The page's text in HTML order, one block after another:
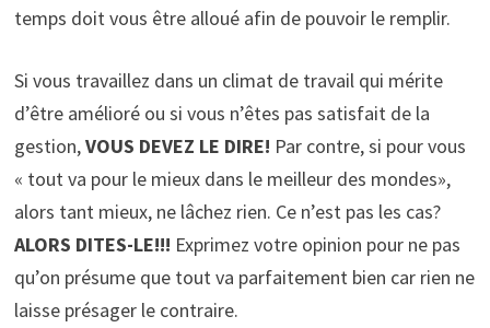
temps doit vous être alloué afin de pouvoir le remplir.
Si vous travaillez dans un climat de travail qui mérite
d’être amélioré ou si vous n’êtes pas satisfait de la
gestion,VOUS DEVEZ LE DIRE! Par contre, si pour vous
« tout va pour le mieux dans le meilleur des mondes»,
alors tant mieux, ne lâchez rien. Ce n’est pas les cas?
ALORS DITES-LE!!! Exprimez votre opinion pour ne pas
qu’on présume que tout va parfaitement bien car rien ne
laisse présager le contraire.